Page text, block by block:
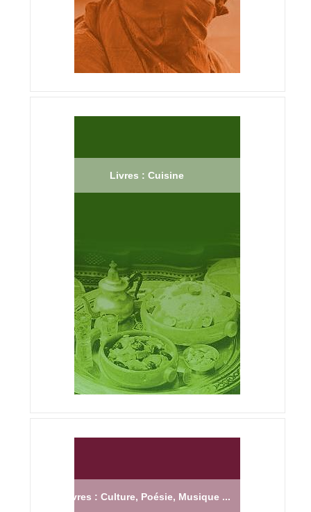
Livres : Cuisine
Livres : Culture, Poésie, Musique ...